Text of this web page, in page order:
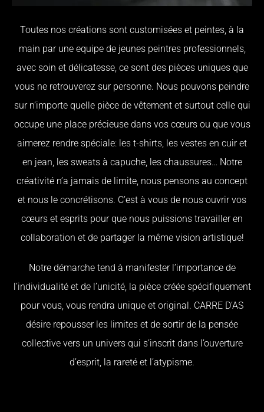
Toutes nos créations sont customisées et peintes, à la
main par une equipe de jeunes peintres professionnels,
avec soin et délicatesse, ce sont des pièces uniques que
vous ne retrouverez sur personne. Nous pouvons peindre
sur n’importe quelle pièce de vêtement et surtout celle qui
occupe une place précieuse dans vos cœurs ou que vous
aimerez rendre spéciale: les t-shirts, les vestes en cuir et
en jean, les sweats à capuche, les chaussures… Notre
créativité n’a jamais de limite, nous pensons au concept
et nous le concrétisons. C’est à vous de nous ouvrir vos
cœurs et esprits pour que nous puissions travailler en
collaboration et de partager la même vision artistique!
Notre démarche tend à manifester l’importance de
l’individualité et de l’unicité, la pièce créée spécifiquement
pour vous, vous rendra unique et original. CARRE D’AS
désire repousser les limites et de sortir de la pensée
collective vers un univers qui s’inscrit dans l’ouverture
d’esprit, la rareté et l’atypisme.